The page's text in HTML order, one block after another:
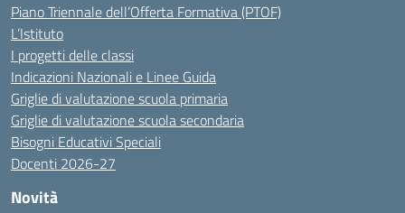
Piano Triennale dell’Offerta Formativa (PTOF)
L’Istituto
I progetti delle classi
Indicazioni Nazionali e Linee Guida
Griglie di valutazione scuola primaria
Griglie di valutazione scuola secondaria
Bisogni Educativi Speciali
Docenti 2026-27
Novità